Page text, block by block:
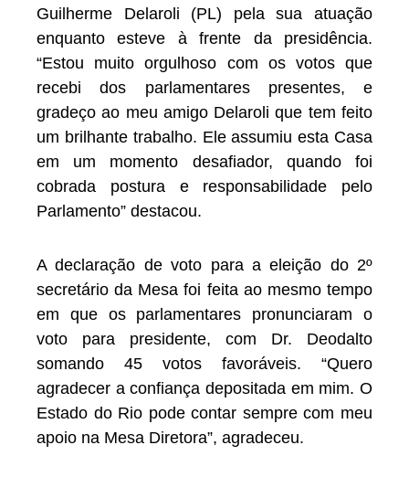
Guilherme Delaroli (PL) pela sua atuação
enquanto esteve à frente da presidência.
“Estou muito orgulhoso com os votos que
recebi dos parlamentares presentes, e
gradeço ao meu amigo Delaroli que tem feito
um brilhante trabalho. Ele assumiu esta Casa
em um momento desafiador, quando foi
cobrada postura e responsabilidade pelo
Parlamento” destacou.
A declaração de voto para a eleição do 2º
secretário da Mesa foi feita ao mesmo tempo
em que os parlamentares pronunciaram o
voto para presidente, com Dr. Deodalto
somando 45 votos favoráveis. “Quero
agradecer a confiança depositada em mim. O
Estado do Rio pode contar sempre com meu
apoio na Mesa Diretora”, agradeceu.